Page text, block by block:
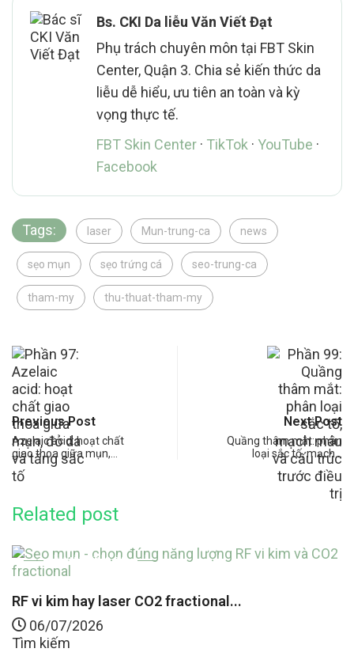
Bs. CKI Da liễu Văn Viết Đạt
Phụ trách chuyên môn tại FBT Skin
Center, Quận 3. Chia sẻ kiến thức da
liễu dễ hiểu, ưu tiên an toàn và kỳ
vọng thực tế.
FBT Skin Center · TikTok · YouTube ·
Facebook
Tags: laser Mun-trung-ca news
sẹo mụn sẹo trứng cá seo-trung-ca
tham-my thu-thuat-tham-my
Previous Post
Azelaic acid: hoạt chất
giao thoa giữa mụn,…
Next Post
Quầng thâm mắt: phân
loại sắc tố, mạch…
Related post
MỤN TRỨNG CÁ
RF vi kim hay laser CO2 fractional...
06/07/2026
Tìm kiếm